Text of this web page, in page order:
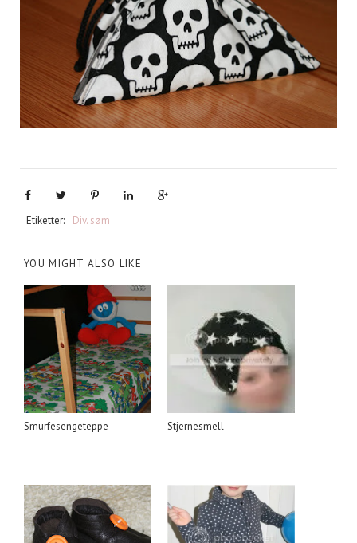
Etiketter: Div. søm
YOU MIGHT ALSO LIKE
Smurfesengeteppe Stjernesmell